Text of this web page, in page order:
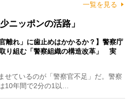
一覧を見る
ニッポンの活路」
官離れ」に歯止めはかかるか？】警察庁
り組む「警察組織の構造改革」 実
ているのが「警察官不足」だ。警察
10年間で2分の1以…